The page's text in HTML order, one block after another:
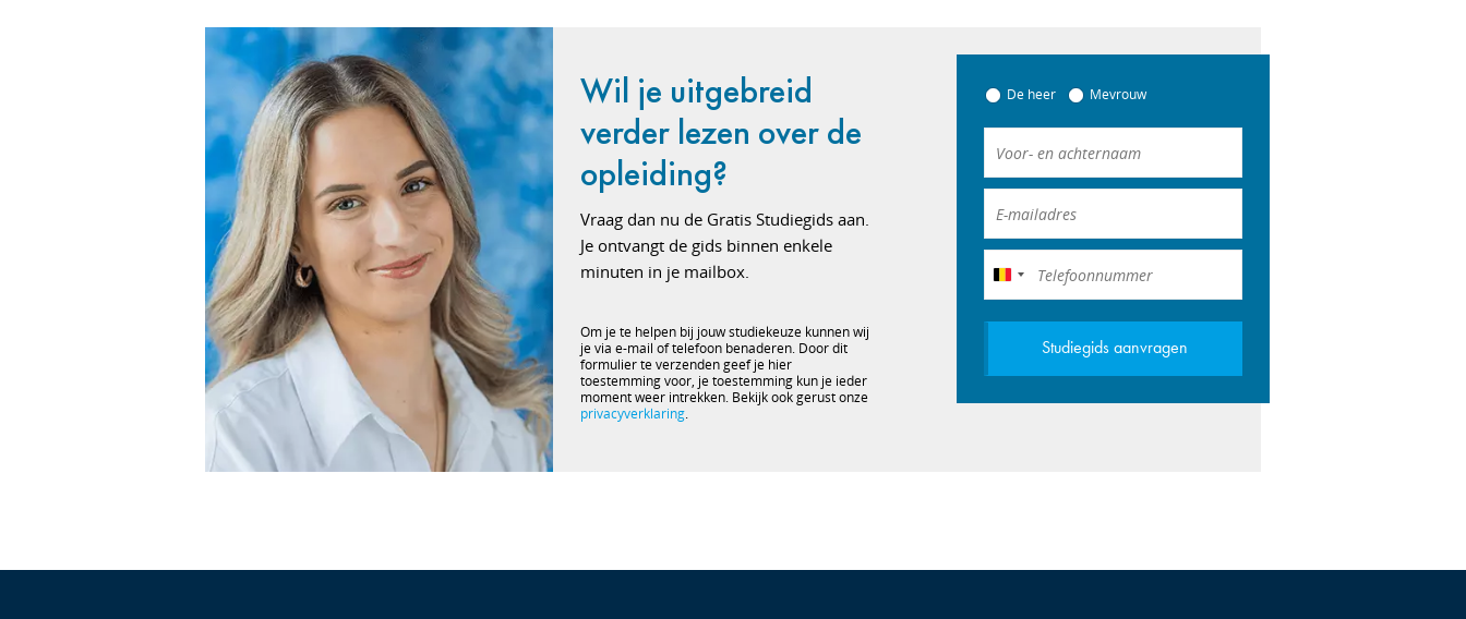
Wil je uitgebreid
verder lezen over de
opleiding?
Vraag dan nu de Gratis Studiegids aan.
Je ontvangt de gids binnen enkele
minuten in je mailbox.
Om je te helpen bij jouw studiekeuze kunnen wij
je via e-mail of telefoon benaderen. Door dit
formulier te verzenden geef je hier
toestemming voor, je toestemming kun je ieder
moment weer intrekken. Bekijk ook gerust onze
privacyverklaring.
De heer Mevrouw
België
+32
Studiegids aanvragen